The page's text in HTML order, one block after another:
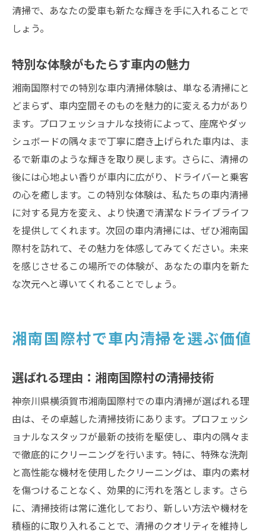
清掃で、あなたの愛車も新たな輝きを手に入れることで
しょう。
特別な体験がもたらす車内の魅力
湘南国際村での特別な車内清掃体験は、単なる清掃にと
どまらず、車内空間そのものを魅力的に変える力があり
ます。プロフェッショナルな技術によって、座席やダッ
シュボードの隅々まで丁寧に磨き上げられた車内は、ま
るで新車のような輝きを取り戻します。さらに、清掃の
後には心地よい香りが車内に広がり、ドライバーと乗客
の心を癒します。この特別な体験は、私たちの車内清掃
に対する見方を変え、より快適で清潔なドライブライフ
を提供してくれます。次回の車内清掃には、ぜひ湘南国
際村を訪れて、その魅力を体感してみてください。未来
を感じさせるこの場所での体験が、あなたの車内を新た
な次元へと導いてくれることでしょう。
湘南国際村で車内清掃を選ぶ価値
選ばれる理由：湘南国際村の清掃技術
神奈川県横須賀市湘南国際村での車内清掃が選ばれる理
由は、その卓越した清掃技術にあります。プロフェッシ
ョナルなスタッフが最新の技術を駆使し、車内の隅々ま
で徹底的にクリーニングを行います。特に、特殊な洗剤
と高性能な機材を使用したクリーニングは、車内の素材
を傷つけることなく、効果的に汚れを落とします。さら
に、清掃技術は常に進化しており、新しい方法や機材を
積極的に取り入れることで、清掃のクオリティを維持し